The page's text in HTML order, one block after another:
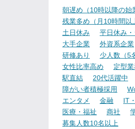
朝遅め（10時以降の始
残業多め（月10時間以
土日休み
平日休み
大手企業
外資系企業
研修あり
少人数（5
女性比率高め
定型
駅直結
20代活躍中
障がい者積極採用
エンタメ
金融 IT
医療・福祉
商社
募集人数10名以上